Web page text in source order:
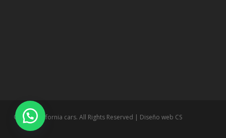
© 2026 california cars. All Rights Reserved | Diseño web CS